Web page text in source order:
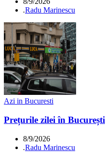
.Radu Marinescu
Azi in Bucuresti
Prețurile zilei în București
8/9/2026
.Radu Marinescu